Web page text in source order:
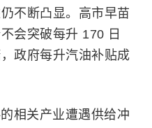
不断凸显。高市早苗
会突破每升 170 日
政府每升汽油补贴成
相关产业遭遇供给冲